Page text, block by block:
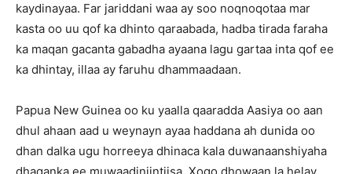
kaydinayaa. Far jariddani waa ay soo noqnoqotaa mar
kasta oo uu qof ka dhinto qaraabada, hadba tirada faraha
ka maqan gacanta gabadha ayaana lagu gartaa inta qof ee
ka dhintay, illaa ay faruhu dhammaadaan.
Papua New Guinea oo ku yaalla qaaradda Aasiya oo aan
dhul ahaan aad u weynayn ayaa haddana ah dunida oo
dhan dalka ugu horreeya dhinaca kala duwanaanshiyaha